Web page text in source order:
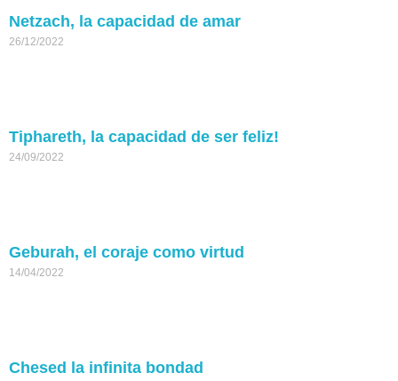
Netzach, la capacidad de amar
26/12/2022
Tiphareth, la capacidad de ser feliz!
24/09/2022
Geburah, el coraje como virtud
14/04/2022
Chesed la infinita bondad